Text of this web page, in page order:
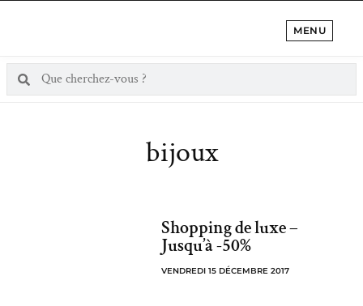
MENU
bijoux
Shopping de luxe –
Jusqu’à -50%
VENDREDI 15 DÉCEMBRE 2017